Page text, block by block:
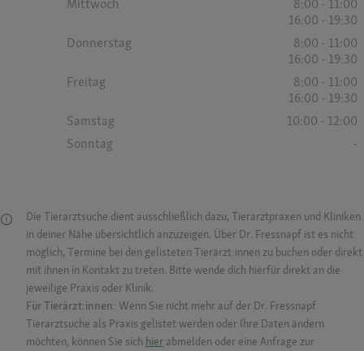
Mittwoch
8:00 - 11:00
16:00 - 19:30
Donnerstag
8:00 - 11:00
16:00 - 19:30
Freitag
8:00 - 11:00
16:00 - 19:30
Samstag
10:00 - 12:00
Sonntag
-
Die Tierarztsuche dient ausschließlich dazu, Tierarztpraxen und Kliniken
in deiner Nähe übersichtlich anzuzeigen. Über Dr. Fressnapf ist es nicht
möglich, Termine bei den gelisteten Tierärzt:innen zu buchen oder direkt
mit ihnen in Kontakt zu treten. Bitte wende dich hierfür direkt an die
jeweilige Praxis oder Klinik.
Für Tierärzt:innen: Wenn Sie nicht mehr auf der Dr. Fressnapf
Tierarztsuche als Praxis gelistet werden oder Ihre Daten ändern
möchten, können Sie sich hier abmelden oder eine Anfrage zur